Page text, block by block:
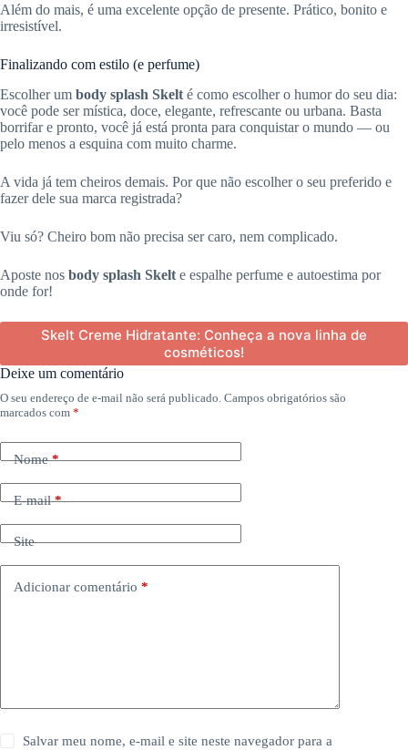
Além do mais, é uma excelente opção de presente. Prático, bonito e
irresistível.
Finalizando com estilo (e perfume)
Escolher um body splash Skelt é como escolher o humor do seu dia:
você pode ser mística, doce, elegante, refrescante ou urbana. Basta
borrifar e pronto, você já está pronta para conquistar o mundo — ou
pelo menos a esquina com muito charme.
A vida já tem cheiros demais. Por que não escolher o seu preferido e
fazer dele sua marca registrada?
Viu só? Cheiro bom não precisa ser caro, nem complicado.
Aposte nos body splash Skelt e espalhe perfume e autoestima por
onde for!
Skelt Creme Hidratante: Conheça a nova linha de
cosméticos!
Deixe um comentário
O seu endereço de e-mail não será publicado. Campos obrigatórios são
marcados com *
Nome*
E-mail*
Site
Adicionar comentário *
Salvar meu nome, e-mail e site neste navegador para a